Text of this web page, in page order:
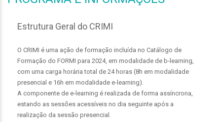
Estrutura Geral do CRIMI
O CRIMI é uma ação de formação incluída no Catálogo de
Formação do FORMI para 2024, em modalidade de b-learning,
com uma carga horária total de 24 horas (8h em modalidade
presencial e 16h em modalidade e-learning).
A componente de e-learning é realizada de forma assíncrona,
estando as sessões acessíveis no dia seguinte após a
realização da sessão presencial.